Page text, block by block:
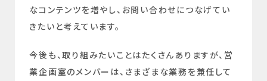
なコンテンツを増やし、お問い合わせにつなげてい
きたいと考えています。
今後も、取り組みたいことはたくさんありますが、営
業企画室のメンバーは、さまざまな業務を兼任して